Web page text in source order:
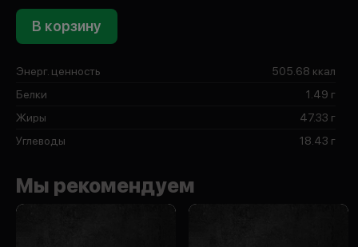
В корзину
Энерг. ценность
505.68 ккал
Белки
1.49 г
Жиры
47.33 г
Углеводы
18.43 г
Мы рекомендуем